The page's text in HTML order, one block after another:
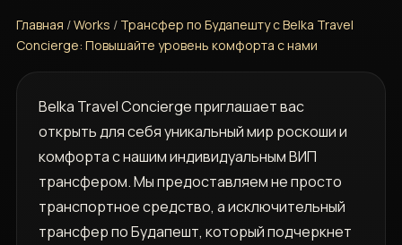
Главная /Works / Трансфер по Будапешту с Belka Travel
Concierge: Повышайте уровень комфорта с нами
Belka Travel Concierge приглашает вас
открыть для себя уникальный мир роскоши и
комфорта с нашим индивидуальным ВИП
трансфером. Мы предоставляем не просто
транспортное средство, а исключительный
трансфер по Будапешт, который подчеркнет